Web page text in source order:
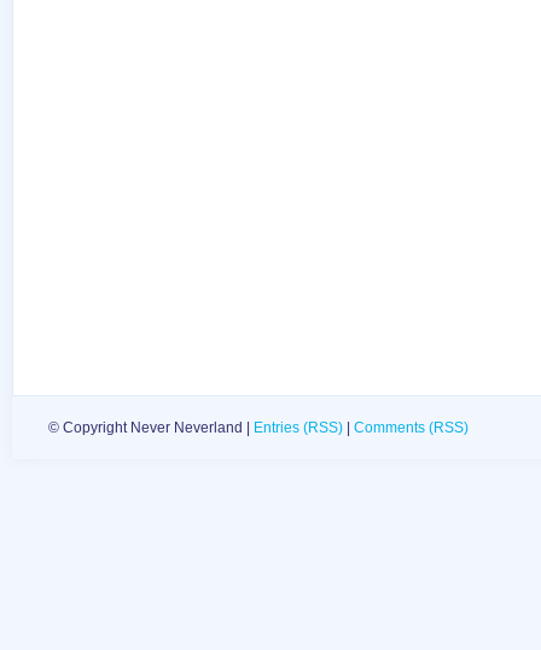
© Copyright Never Neverland | Entries (RSS) Comments (RSS)